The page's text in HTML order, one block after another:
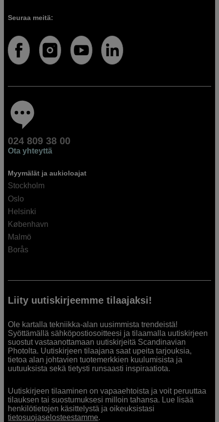
Seuraa meitä:
024 809 38 00
Ota yhteyttä
Myymälät ja aukioloajat
Stockholm
Oslo
Helsinki
København
Malmö
Borås
Liity uutiskirjeemme tilaajaksi!
Ole kartalla tekniikka-alan uusimmista trendeistä!
Syöttämällä sähköpostiosoitteesi ja tilaamalla uutiskirjeen
suostut vastaanottamaan uutiskirjeitä Scandinavian
Photolta. Uutiskirjeen tilaajana saat upeita tarjouksia,
tietoa alan johtavien tuotemerkkien kuulumisista ja
uutuuksista sekä tietysti runsaasti inspiraatiota.
Uutiskirjeen tilaaminen on vapaaehtoista ja voit peruuttaa
tilauksen tai suostumuksesi milloin tahansa. Lue lisää
henkilötietojen käsittelystä ja oikeuksistasi
tietosuojaselosteestamme.